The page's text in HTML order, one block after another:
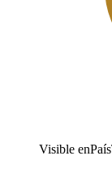
Visible enPaís